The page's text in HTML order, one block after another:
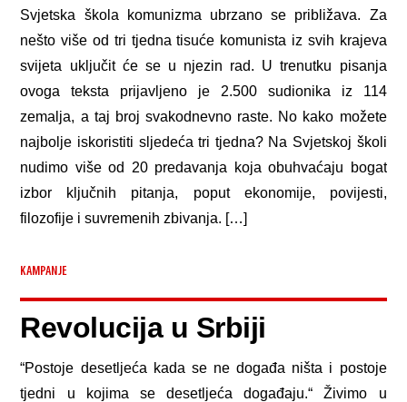
Svjetska škola komunizma ubrzano se približava. Za
nešto više od tri tjedna tisuće komunista iz svih krajeva
svijeta uključit će se u njezin rad. U trenutku pisanja
ovoga teksta prijavljeno je 2.500 sudionika iz 114
zemalja, a taj broj svakodnevno raste. No kako možete
najbolje iskoristiti sljedeća tri tjedna? Na Svjetskoj školi
nudimo više od 20 predavanja koja obuhvaćaju bogat
izbor ključnih pitanja, poput ekonomije, povijesti,
filozofije i suvremenih zbivanja. […]
KAMPANJE
Revolucija u Srbiji
“Postoje desetljeća kada se ne događa ništa i postoje
tjedni u kojima se desetljeća događaju.“ Živimo u